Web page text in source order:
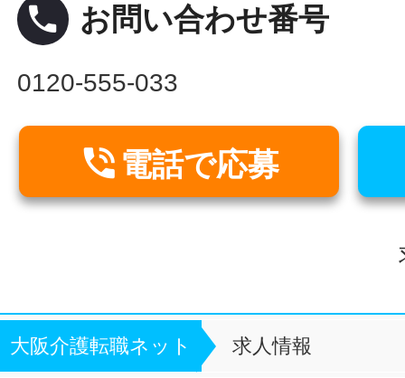
local_phone お問い合わせ番号
0120-555-033
 電話で応募
大阪介護転職ネット 求人情報